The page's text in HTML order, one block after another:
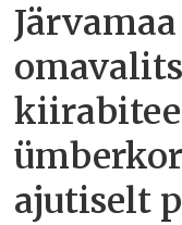
ajutiselt